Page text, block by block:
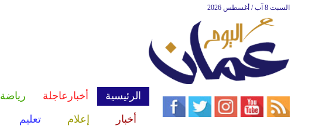
السبت 8 آب / أغسطس 2026
الرئيسية أخبارعاجلة رياضة
أخبار
إعلام تعليم